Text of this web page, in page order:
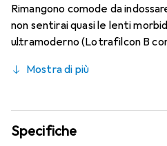
Rimangono comode da
non sentirai quasi le lenti
ultramoderno (Lotrafilcon B
Moisture Matrix e la nota
conosci. Indossa le lenti a
e senza interruzioni per tutto il
Mostra di più
Specifiche